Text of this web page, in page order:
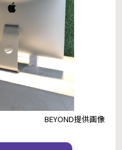
BEYOND提供画像